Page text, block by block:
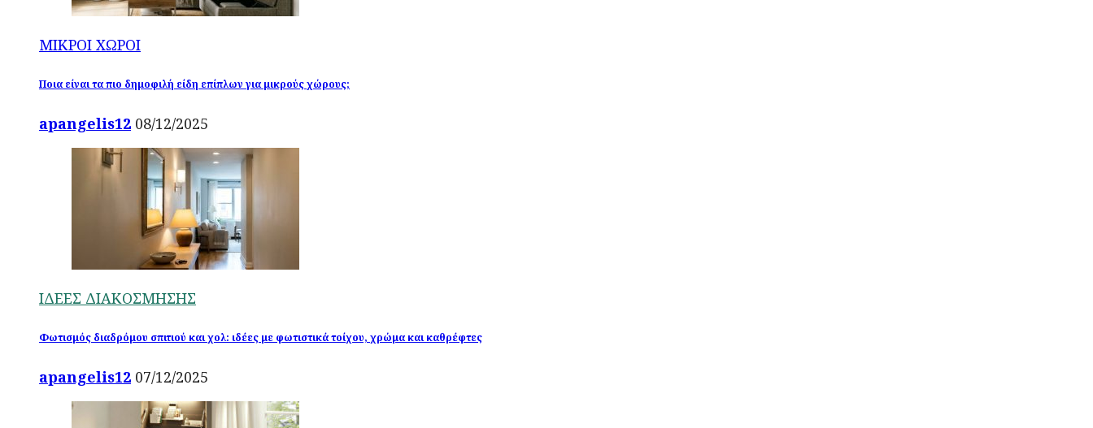
ΜΙΚΡΟΙ ΧΩΡΟΙ
Ποια είναι τα πιο δημοφιλή είδη επίπλων για μικρούς χώρους;
apangelis12 08/12/2025
ΙΔΕΕΣ ΔΙΑΚΟΣΜΗΣΗΣ
Φωτισμός διαδρόμου σπιτιού και χολ: ιδέες με φωτιστικά τοίχου, χρώμα και καθρέφτες
apangelis12 07/12/2025